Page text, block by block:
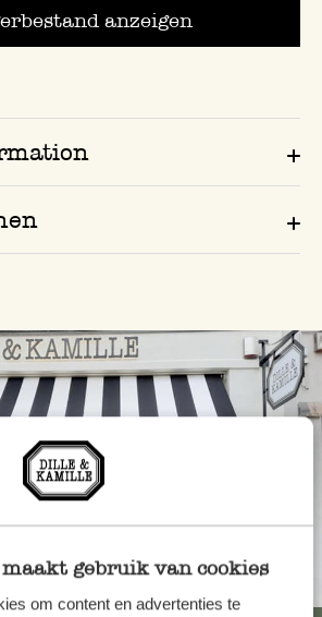
gebruik van cookies
om content en advertenties te
anzeigen
der Nähe